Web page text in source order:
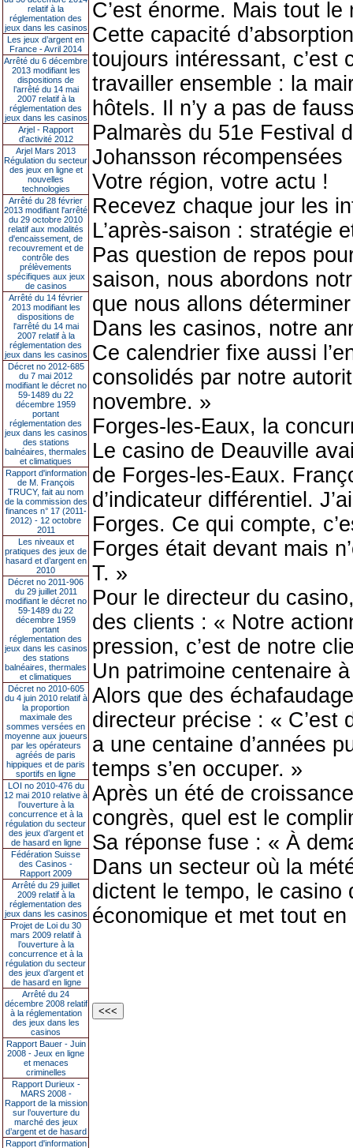
relatif à la
réglementation des
jeux dans les casinos
Les jeux d’argent en
France - Avril 2014
Arrêté du 6 décembre
2013 modifiant les
dispositions de
l’arrêté du 14 mai
2007 relatif à la
réglementation des
jeux dans les casinos
Arjel - Rapport
d'activité 2012
Arjel Mars 2013
Régulation du secteur
des jeux en ligne et
nouvelles
technologies
Arrêté du 28 février
2013 modifiant l'arrêté
du 29 octobre 2010
relatif aux modalités
d'encaissement, de
recouvrement et de
contrôle des
prélèvements
spécifiques aux jeux
de casinos
Arrêté du 14 février
2013 modifiant les
dispositions de
l'arrêté du 14 mai
2007 relatif à la
réglementation des
jeux dans les casinos
Décret no 2012-685
du 7 mai 2012
modifiant le décret no
59-1489 du 22
décembre 1959
portant
réglementation des
jeux dans les casinos
des stations
balnéaires, thermales
et climatiques
Rapport d'information
de M. François
TRUCY, fait au nom
de la commission des
finances n° 17 (2011-
2012) - 12 octobre
2011
Les niveaux et
pratiques des jeux de
hasard et d’argent en
2010
Décret no 2011-906
du 29 juillet 2011
modifiant le décret no
59-1489 du 22
décembre 1959
portant
réglementation des
jeux dans les casinos
des stations
balnéaires, thermales
et climatiques
Décret no 2010-605
du 4 juin 2010 relatif à
la proportion
maximale des
sommes versées en
moyenne aux joueurs
par les opérateurs
agréés de paris
hippiques et de paris
sportifs en ligne
LOI no 2010-476 du
12 mai 2010 relative à
l’ouverture à la
concurrence et à la
régulation du secteur
des jeux d’argent et
de hasard en ligne
Fédération Suisse
des Casinos -
Rapport 2009
Arrêté du 29 juillet
2009 relatif à la
réglementation des
jeux dans les casinos
Projet de Loi du 30
mars 2009 relatif à
l’ouverture à la
concurrence et à la
régulation du secteur
des jeux d’argent et
de hasard en ligne
Arrêté du 24
décembre 2008 relatif
à la réglementation
des jeux dans les
casinos
Rapport Bauer - Juin
2008 - Jeux en ligne
et menaces
criminelles
Rapport Durieux -
MARS 2008 -
Rapport de la mission
sur l’ouverture du
marché des jeux
d’argent et de hasard
Rapport d'information
C’est énorme. Mais tout
Cette capacité
toujours intéressant, c’est
travailler ensemble : la
hôtels. Il n’y a pas de
Palmarès du 51e Festival
Johansson récompensées
Votre région, votre actu !
Recevez chaque jour les
L’après-saison : stratégie
Pas question de repos
saison, nous abordons
que nous allons
Dans les casinos, notre
Ce calendrier fixe aussi
consolidés par notre
novembre. »
Forges-les-Eaux, la
Le casino de Deauville
de Forges-les-Eaux.
d’indicateur différentiel.
Forges. Ce qui compte,
Forges était devant mais
T. »
Pour le directeur du
des clients : « Notre
pression, c’est de notre
Un patrimoine centenaire
Alors que des
directeur précise : « C’est
a une centaine d’années
temps s’en occuper. »
Après un été de
congrès, quel est le
Sa réponse fuse : « À
Dans un secteur où la
dictent le tempo, le casino
économique et met tout